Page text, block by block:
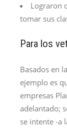
Lograron
tomar sus
Para los
Basados en
ejemplo es
empresas
adelantado;
se intente -a